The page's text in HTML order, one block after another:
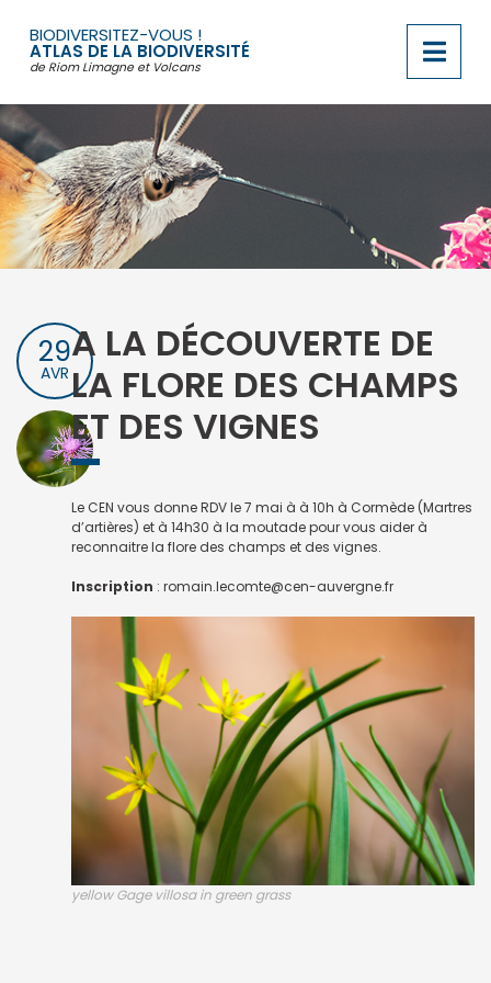
contenu
BIODIVERSITEZ-VOUS !
ATLAS DE LA BIODIVERSITÉ
de Riom Limagne et Volcans
29
AVR
A LA DÉCOUVERTE DE
LA FLORE DES CHAMPS
ET DES VIGNES
Le CEN vous donne RDV le 7 mai à à 10h à Cormède (Martres
d’artières) et à 14h30 à la moutade pour vous aider à
reconnaitre la flore des champs et des vignes.
Inscription : romain.lecomte@cen-auvergne.fr
yellow Gage villosa in green grass